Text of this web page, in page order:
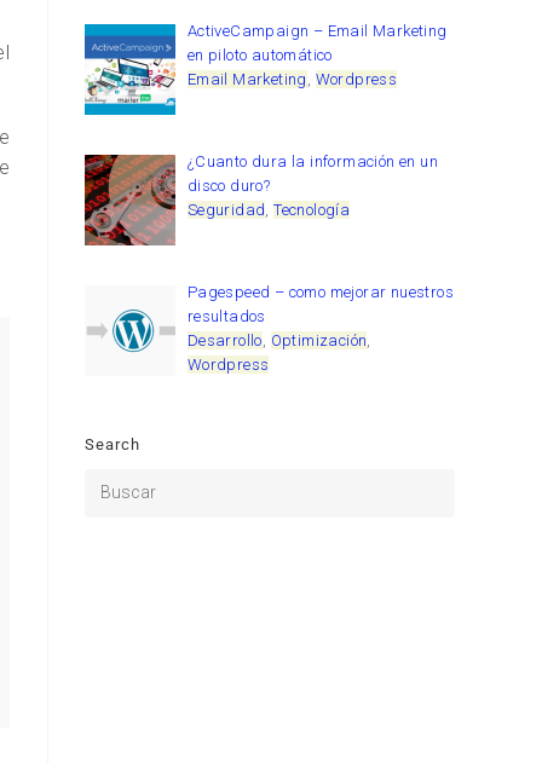
ActiveCampaign – Email Marketing
en piloto automático
Email Marketing Wordpress
¿Cuanto dura la información en un
disco duro?
Seguridad,Tecnología
Pagespeed – como mejorar nuestros
resultados
Desarrollo, Optimización,
Wordpress
Search